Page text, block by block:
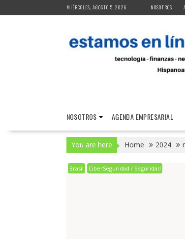
to
MIÉRCOLES, AGOSTO 5, 2026 NOSOTROS
NOSOTROS AGENDA EMPRESARIAL
You are here Home 2024
Brasil CiberSeguridad / Seguridad